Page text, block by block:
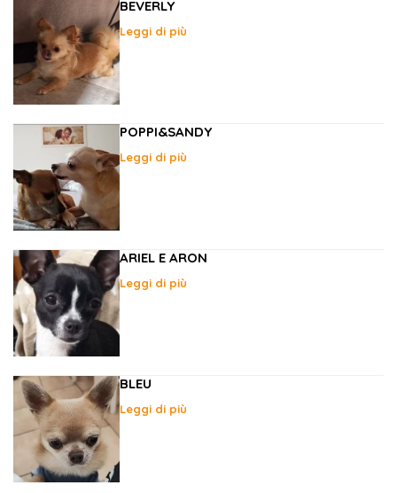
BEVERLY
Leggi di più
POPPI&SANDY
Leggi di più
ARIEL E ARON
Leggi di più
BLEU
Leggi di più